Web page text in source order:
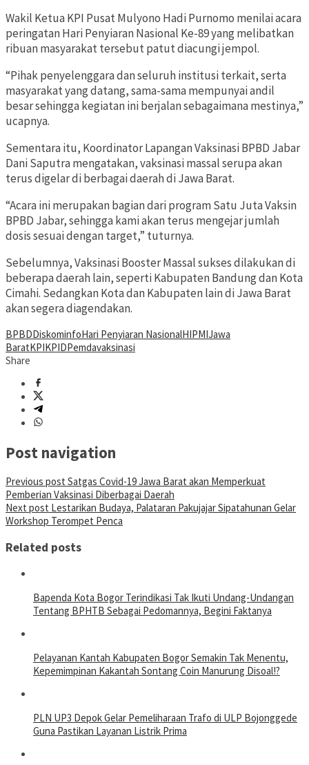
Wakil Ketua KPI Pusat Mulyono Hadi Purnomo menilai acara
peringatan Hari Penyiaran Nasional Ke-89 yang melibatkan
ribuan masyarakat tersebut patut diacungi jempol.
“Pihak penyelenggara dan seluruh institusi terkait, serta
masyarakat yang datang, sama-sama mempunyai andil
besar sehingga kegiatan ini berjalan sebagaimana mestinya,”
ucapnya.
Sementara itu, Koordinator Lapangan Vaksinasi BPBD Jabar
Dani Saputra mengatakan, vaksinasi massal serupa akan
terus digelar di berbagai daerah di Jawa Barat.
“Acara ini merupakan bagian dari program Satu Juta Vaksin
BPBD Jabar, sehingga kami akan terus mengejar jumlah
dosis sesuai dengan target,” tuturnya.
Sebelumnya, Vaksinasi Booster Massal sukses dilakukan di
beberapa daerah lain, seperti Kabupaten Bandung dan Kota
Cimahi. Sedangkan Kota dan Kabupaten lain di Jawa Barat
akan segera diagendakan.
BPBDDiskominfoHari Penyiaran NasionalHIPMIJawa
BaratKPIKPIDPemdavaksinasi
Share
Post navigation
Previous post Satgas Covid-19 Jawa Barat akan Memperkuat
Pemberian Vaksinasi Diberbagai Daerah
Next post Lestarikan Budaya, Palataran Pakujajar Sipatahunan Gelar
Workshop Terompet Penca
Related posts
Bapenda Kota Bogor Terindikasi Tak Ikuti Undang-Undangan
Tentang BPHTB Sebagai Pedomannya, Begini Faktanya
Pelayanan Kantah Kabupaten Bogor Semakin Tak Menentu,
Kepemimpinan Kakantah Sontang Coin Manurung Disoal!?
PLN UP3 Depok Gelar Pemeliharaan Trafo di ULP Bojonggede
Guna Pastikan Layanan Listrik Prima